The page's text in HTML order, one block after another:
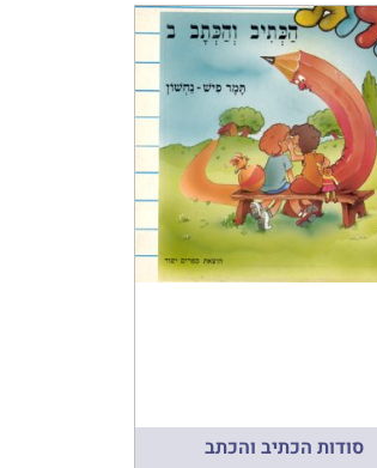
סודות הכתיב והכתב